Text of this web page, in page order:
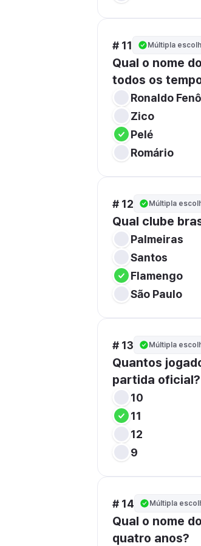
# 11 Múltipla
Qual o nome
todos os
Ronaldo
Zico
Pelé
Romário
# 12 Múltipla
Qual clube
Palmeiras
Santos
Flamengo
São Paulo
# 13 Múltipla
Quantos
partida oficial?
10
11
12
9
# 14 Múltipla
Qual o nome
quatro anos?